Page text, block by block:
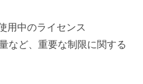
用中のライセンス
など、重要な制限に関する